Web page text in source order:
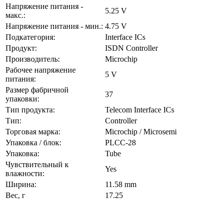
Напряжение питания -
макс.:
5.25 V
Напряжение питания - мин.: 4.75 V
Подкатегория:
Interface ICs
Продукт:
ISDN Controller
Производитель:
Microchip
Рабочее напряжение
питания:
5 V
Размер фабричной
упаковки:
37
Тип продукта:
Telecom Interface ICs
Тип:
Controller
Торговая марка:
Microchip / Microsemi
Упаковка / блок:
PLCC-28
Упаковка:
Tube
Чувствительный к
влажности:
Yes
Ширина:
11.58 mm
Вес, г
17.25